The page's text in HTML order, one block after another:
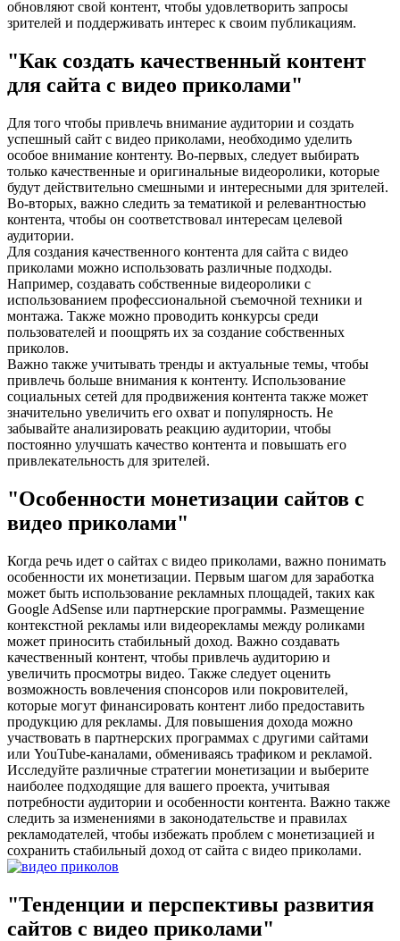
обновляют свой контент, чтобы удовлетворить запросы
зрителей и поддерживать интерес к своим публикациям.
"Как создать качественный контент
для сайта с видео приколами"
Для того чтобы привлечь внимание аудитории и создать
успешный сайт с видео приколами, необходимо уделить
особое внимание контенту. Во-первых, следует выбирать
только качественные и оригинальные видеоролики, которые
будут действительно смешными и интересными для зрителей.
Во-вторых, важно следить за тематикой и релевантностью
контента, чтобы он соответствовал интересам целевой
аудитории.
Для создания качественного контента для сайта с видео
приколами можно использовать различные подходы.
Например, создавать собственные видеоролики с
использованием профессиональной съемочной техники и
монтажа. Также можно проводить конкурсы среди
пользователей и поощрять их за создание собственных
приколов.
Важно также учитывать тренды и актуальные темы, чтобы
привлечь больше внимания к контенту. Использование
социальных сетей для продвижения контента также может
значительно увеличить его охват и популярность. Не
забывайте анализировать реакцию аудитории, чтобы
постоянно улучшать качество контента и повышать его
привлекательность для зрителей.
"Особенности монетизации сайтов с
видео приколами"
Когда речь идет о сайтах с видео приколами, важно понимать
особенности их монетизации. Первым шагом для заработка
может быть использование рекламных площадей, таких как
Google AdSense или партнерские программы. Размещение
контекстной рекламы или видеорекламы между роликами
может приносить стабильный доход. Важно создавать
качественный контент, чтобы привлечь аудиторию и
увеличить просмотры видео. Также следует оценить
возможность вовлечения спонсоров или покровителей,
которые могут финансировать контент либо предоставить
продукцию для рекламы. Для повышения дохода можно
участвовать в партнерских программах с другими сайтами
или YouTube-каналами, обмениваясь трафиком и рекламой.
Исследуйте различные стратегии монетизации и выберите
наиболее подходящие для вашего проекта, учитывая
потребности аудитории и особенности контента. Важно также
следить за изменениями в законодательстве и правилах
рекламодателей, чтобы избежать проблем с монетизацией и
сохранить стабильный доход от сайта с видео приколами.
"Тенденции и перспективы развития
сайтов с видео приколами"